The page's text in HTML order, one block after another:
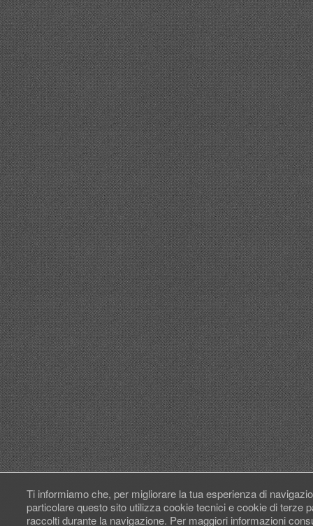
Ti informiamo che, per migliorare la tua esperienza di
particolare questo sito utilizza cookie tecnici e cookie di terze
raccolti durante la navigazione. Per maggiori informazioni